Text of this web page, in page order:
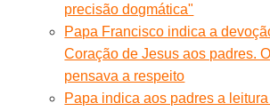
precisão dogmática"
Papa Francisco indica a
Coração de Jesus aos padres.
pensava a respeito
Papa indica aos padres a